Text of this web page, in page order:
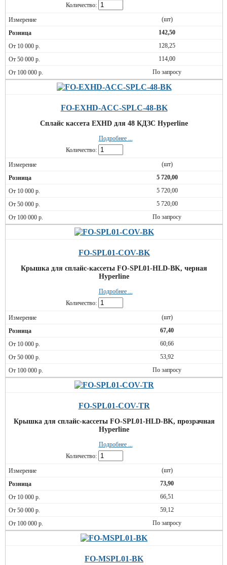
Количество:
(шт)
142,50
128,25
114,00
По запросу
FO-EXHD-ACC-SPLC-48-BK
Сплайс кассета EXHD для 48 КДЗС Hyperline
Подробнее ...
Количество:
(шт)
5 720,00
5 720,00
5 720,00
По запросу
FO-SPL01-COV-BK
Крышка для сплайс-кассеты FO-SPL01-HLD-BK, черная
Hyperline
Подробнее ...
Количество:
(шт)
67,40
60,66
53,92
По запросу
FO-SPL01-COV-TR
Крышка для сплайс-кассеты FO-SPL01-HLD-BK, прозрачная
Hyperline
Подробнее ...
Количество:
(шт)
73,90
66,51
59,12
По запросу
FO-MSPL01-BK